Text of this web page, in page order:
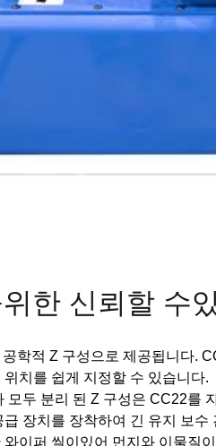
한 신뢰할 수
학적 Z 구성으로 제공됩니다.
치를 쉽게 지정할 수 있습니다.
모두 분리 된 Z 구성은 CC22를
장치를 장착하여 긴 유지 보
와이퍼 씰이있어 먼지와 이물질